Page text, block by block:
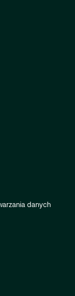
danych